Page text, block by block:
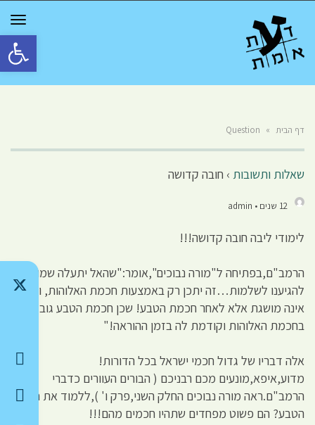
פתח
דף הבית »
Question
שאלות ותשובות › חובה קדושה
12 שנים • admin
לימודי ליבה חובה קדושה!!!
הרמב"ם,בפתיחה ל"מורה נבוכים",אומר:"שהאל יתעלה שמו רצה
להגיענו לשלמות…זה יתכן רק באמצעות חכמת האלוהות, וזו
אינה מושגת אלא לאחר חכמת הטבע! שכן חכמת הטבע גובלת
בחכמת האלוהות וקודמת לה בזמן ההוראה!"
אלה דבריו של גדול חכמי ישראל בכל הדורות!
מדוע,איפא,מונעים מכם רבניכם ( הבורים העוורים כדברי
הרמב"ם.ראה מורה נבוכים החלק השני,פרק ו' ),ללמוד את חכמת
הטבע? הם פשוט מפחדים שתהיו חכמים מהם!!!